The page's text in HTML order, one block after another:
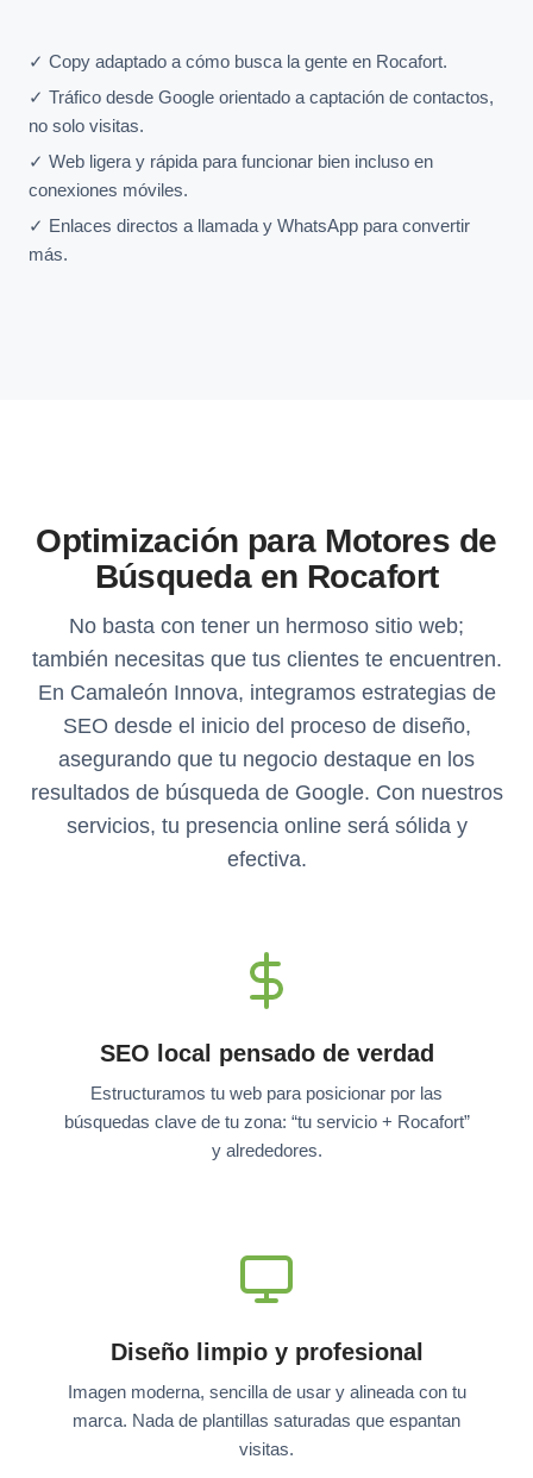
✓ Copy adaptado a cómo busca la gente en Rocafort.
✓ Tráfico desde Google orientado a captación de contactos,
no solo visitas.
✓ Web ligera y rápida para funcionar bien incluso en
conexiones móviles.
✓ Enlaces directos a llamada y WhatsApp para convertir
más.
Optimización para Motores de
Búsqueda en Rocafort
No basta con tener un hermoso sitio web;
también necesitas que tus clientes te encuentren.
En Camaleón Innova, integramos estrategias de
SEO desde el inicio del proceso de diseño,
asegurando que tu negocio destaque en los
resultados de búsqueda de Google. Con nuestros
servicios, tu presencia online será sólida y
efectiva.
SEO local pensado de verdad
Estructuramos tu web para posicionar por las
búsquedas clave de tu zona: “tu servicio + Rocafort”
y alrededores.
Diseño limpio y profesional
Imagen moderna, sencilla de usar y alineada con tu
marca. Nada de plantillas saturadas que espantan
visitas.